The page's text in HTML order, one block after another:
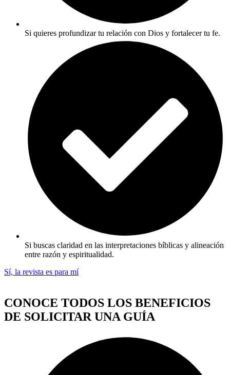
Si quieres profundizar tu relación con Dios y fortalecer tu fe.
Si buscas claridad en las interpretaciones bíblicas y alineación
entre razón y espiritualidad.
Sí, la revista es para mí
CONOCE TODOS LOS BENEFICIOS
DE SOLICITAR UNA GUÍA